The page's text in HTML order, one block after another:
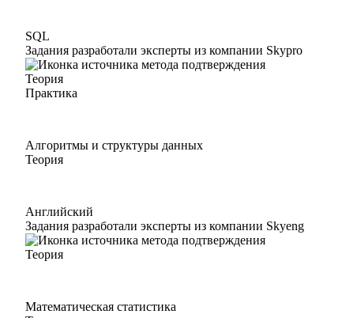
SQL
Задания разработали эксперты из компании Skypro
Теория
Практика
Алгоритмы и структуры данных
Теория
Английский
Задания разработали эксперты из компании Skyeng
Теория
Математическая статистика